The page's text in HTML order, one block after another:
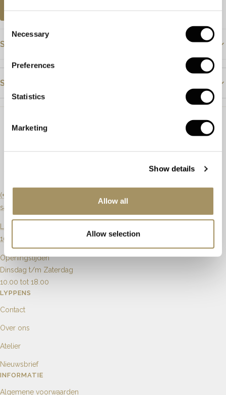
Consent
Selection
Necessary
Preferences
Statistics
Marketing
Show details
Allow all
Allow selection
Specificaties
Prijs
Ringmaat
Maat aanpassen Mogelijk
Steendetails
Diamant
Kleur
Slijpvorm Rond Briljant
Aantal 1 4
(+31) 20 6270901
sales@lyppens.nl
1012 GB Amsterdam
Openingstijden
Dinsdag t/m Zaterdag
10.00 tot 18.00
LYPPENS
Contact
Over ons
Atelier
Nieuwsbrief
INFORMATIE
Algemene voorwaarden